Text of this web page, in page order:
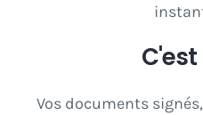
Vos documents